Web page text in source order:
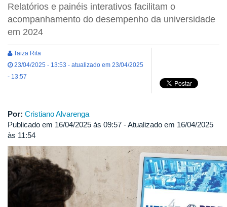
Relatórios e painéis interativos facilitam o
acompanhamento do desempenho da universidade
em 2024
Taiza Rita
23/04/2025 - 13:53 - atualizado em 23/04/2025
- 13:57
Por: Cristiano Alvarenga
Publicado em 16/04/2025 às 09:57 - Atualizado em 16/04/2025
às 11:54